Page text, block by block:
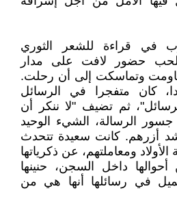
في قراءة للشعر الثوري
للحب حضور لافت على مدار
قاومت وتماسكت إلى أن رحلت.
كان متفجرا في الرسائل
ثم تضيف "لا ننكر أن
الرسالة، الشيء الوحيد
أزرهم. كانت سعيدة تتحدث
ومعاملتهم، عن ذكرياتها
أحوالها داخل السجن، حنينها
في رسائلها أنها هي من